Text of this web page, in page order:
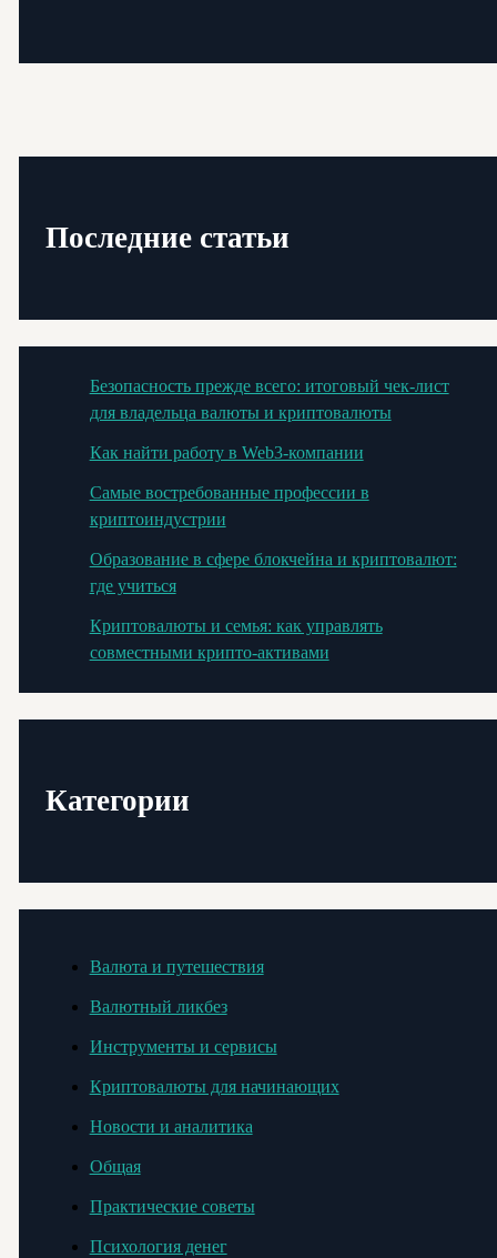
Последние статьи
Безопасность прежде всего: итоговый чек-лист
для владельца валюты и криптовалюты
Как найти работу в Web3-компании
Самые востребованные профессии в
криптоиндустрии
Образование в сфере блокчейна и криптовалют:
где учиться
Криптовалюты и семья: как управлять
совместными крипто-активами
Категории
Валюта и путешествия
Валютный ликбез
Инструменты и сервисы
Криптовалюты для начинающих
Новости и аналитика
Общая
Практические советы
Психология денег